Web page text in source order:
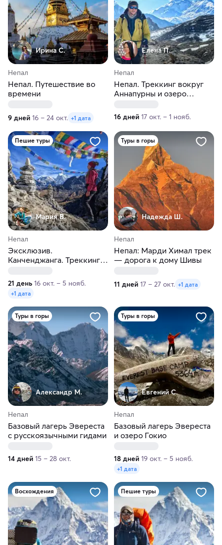
Ирина С.
Непал
Непал. Путешествие во
времени
9 дней 16 – 24 окт. +1 дата
Елена П.
Непал
Непал. Треккинг вокруг
Аннапурны и озеро
16 дней 17 окт. – 1 нояб.
Пешие туры
Мария В.
Непал
Эксклюзив.
Канченджанга. Треккинг в
вершине мира
21 день 16 окт. – 5 нояб.
+1 дата
Туры в горы
Надежда Ш.
Непал
Непал: Марди Химал трек
— дорога к дому Шивы
11 дней 17 – 27 окт. +1 дата
Туры в горы
Александр М.
Непал
Базовый лагерь Эвереста
с русскоязычными гидами
14 дней 15 – 28 окт.
Туры в горы
Евгений С.
Непал
Базовый лагерь Эвереста
и озеро Гокио
18 дней 19 окт. – 5 нояб.
+1 дата
Восхождения Пешие туры